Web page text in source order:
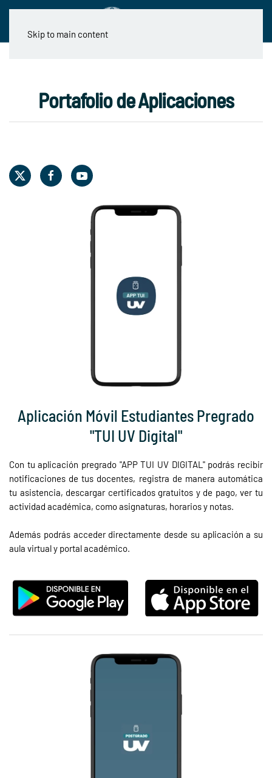
Skip to main content
Portafolio de Aplicaciones
Aplicación Móvil Estudiantes Pregrado
"TUI UV Digital"
Con tu aplicación pregrado "APP TUI UV DIGITAL" podrás recibir
notificaciones de tus docentes, registra de manera automática
tu asistencia, descargar certificados gratuitos y de pago, ver tu
actividad académica, como asignaturas, horarios y notas.
Además podrás acceder directamente desde su aplicación a su
aula virtual y portal académico.